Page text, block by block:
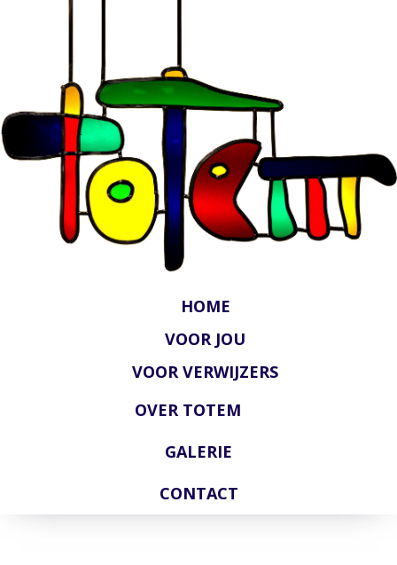
HOME
VOOR JOU
VOOR VERWIJZERS
OVER TOTEM
GALERIE
CONTACT